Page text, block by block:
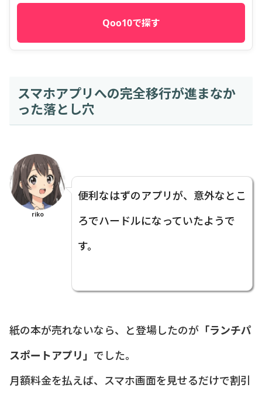
Qoo10で探す
スマホアプリへの完全移行が進まなか
った落とし穴
riko
便利なはずのアプリが、意外なとこ
ろでハードルになっていたようで
す。
紙の本が売れないなら、と登場したのが 「ランチパ
スポートアプリ」 でした。
月額料金を払えば、スマホ画面を見せるだけで割引